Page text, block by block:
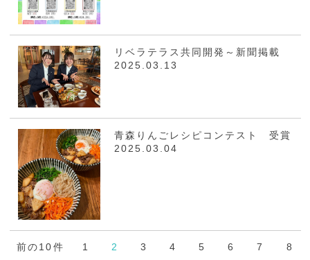
リベラテラス共同開発～新聞掲載
2025.03.13
青森りんごレシピコンテスト 受賞
2025.03.04
前の10件 1 2 3 4 5 6 7
8